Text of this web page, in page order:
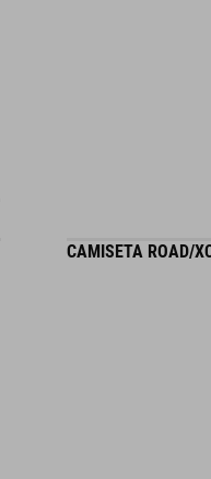
CAMISETA ROAD/